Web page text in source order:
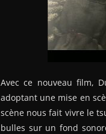
Avec ce nouveau film,
adoptant une mise en
scène nous fait vivre le
bulles sur un fond